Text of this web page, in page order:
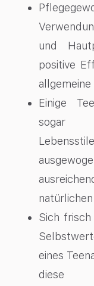
und
positive
Einige
Sich
eines
diese